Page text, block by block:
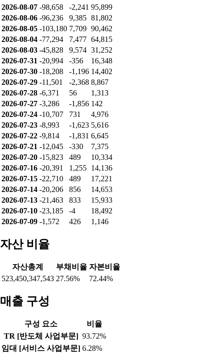
2026-08-07 -98,658 -2,241 95,899
2026-08-06 -96,236 9,385 81,802
2026-08-05 -103,180 7,709 90,462
2026-08-04 -77,294 7,477 64,815
2026-08-03 -45,828 9,574 31,252
2026-07-31 -20,994 -356
16,348
2026-07-30 -18,208 -1,196 14,402
2026-07-29 -11,501 -2,368 8,867
2026-07-28 -6,371 56
1,313
2026-07-27 -3,286 -1,856 142
2026-07-24 -10,707 731
4,976
2026-07-23 -8,993 -1,623 5,616
2026-07-22 -9,814 -1,831 6,645
2026-07-21 -12,045 -330
7,375
2026-07-20 -15,823 489
10,334
2026-07-16 -20,391 1,255 14,136
2026-07-15 -22,710 489
17,221
2026-07-14 -20,206 856
14,653
2026-07-13 -21,463 833
15,933
2026-07-10 -23,185 -4
18,492
2026-07-09 -1,572 426 1,146
자산 비율
자산총계 부채비율 자본비율
523,450,347,543 27.56% 72.44%
매출 구성
구성 요소
비율
TR [반도체 사업부문] 93.72%
임대 [서비스 사업부문] 6.28%